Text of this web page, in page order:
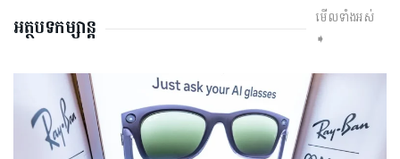
អត្ថបទកម្សាន្ត
មើលទាំងអស់
➧